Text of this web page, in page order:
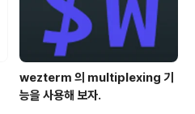
wezterm 의 multiplexing 기
능을 사용해 보자.